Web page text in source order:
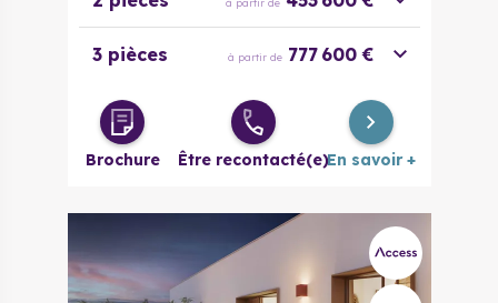
à partir de
3 pièces à partir de 777 600 €
Brochure Être recontacté(e)En savoir +